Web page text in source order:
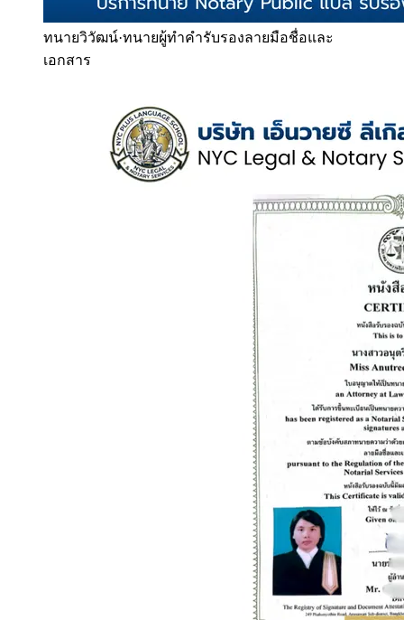
ทนายวิวัฒน์·ทนายผู้ทำคำรับรองลายมือชื่อและ
เอกสาร